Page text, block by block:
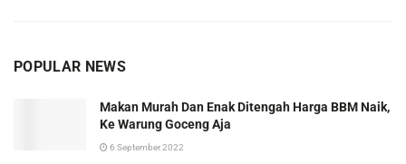
POPULAR NEWS
Makan Murah Dan Enak Ditengah Harga BBM Naik,
Ke Warung Goceng Aja
6 September 2022